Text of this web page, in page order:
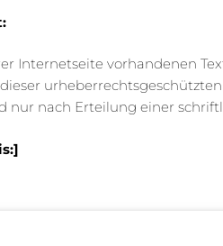
Internetseite vorhandenen
nur nach Erteilung einer